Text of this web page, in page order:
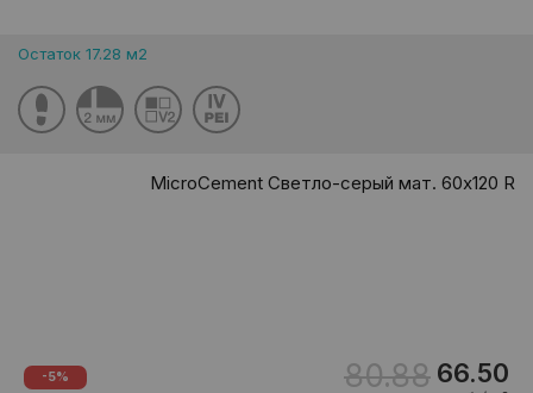
Остаток 17.28 м2
MicroCement Светло-серый мат. 60x120 R
-5% 80.88 66.50